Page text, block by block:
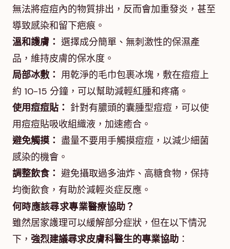
無法將痘痘內的物質排出，反而會加重發炎，甚至
導致感染和留下疤痕。
溫和護膚： 選擇成分簡單、無刺激性的保濕產
品，維持皮膚的保水度。
局部冰敷： 用乾淨的毛巾包裹冰塊，敷在痘痘上
約 10-15 分鐘，可以幫助減輕紅腫和疼痛。
使用痘痘貼： 針對有膿頭的囊腫型痘痘，可以使
用痘痘貼吸收組織液，加速癒合。
避免觸摸： 盡量不要用手觸摸痘痘，以減少細菌
感染的機會。
調整飲食： 避免攝取過多油炸、高糖食物，保持
均衡飲食，有助於減輕炎症反應。
何時應該尋求專業醫療協助？
雖然居家護理可以緩解部分症狀，但在以下情況
下， 強烈建議尋求皮膚科醫生的專業協助 ：